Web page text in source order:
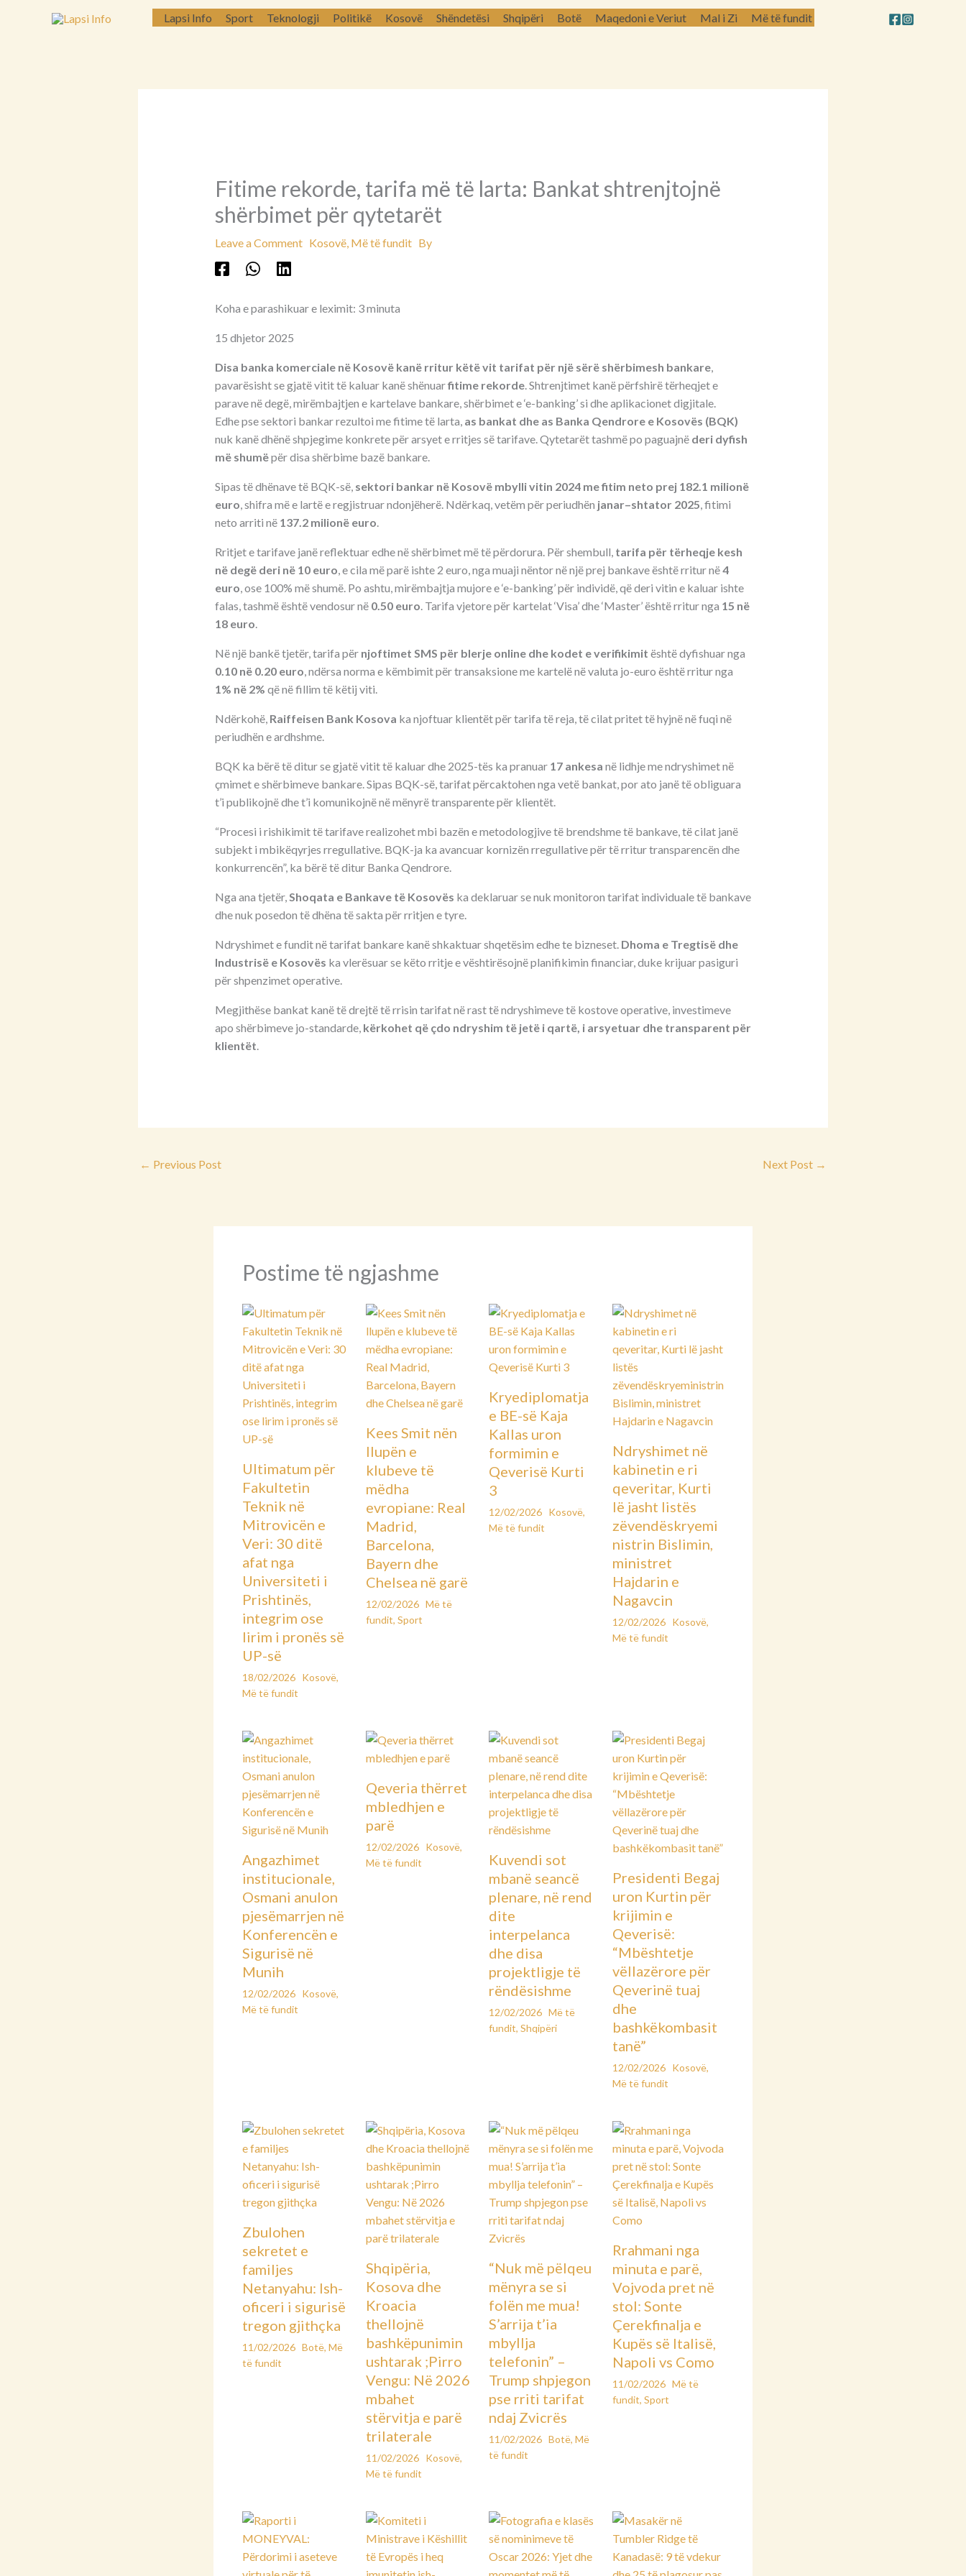
Lapsi Info Sport Teknologji Politikë Kosovë Shëndetësi Shqipëri Botë Maqedoni e Veriut Mal i Zi Më të fundit
Fitime rekorde, tarifa më të larta: Bankat shtrenjtojnë
shërbimet për qytetarët
Leave a Comment Kosovë, Më të funditBy
Koha e parashikuar e leximit: 3 minuta
15 dhjetor 2025
Disa banka komerciale në Kosovë kanë rritur këtë vit tarifat për një sërë shërbimesh bankare,
pavarësisht se gjatë vitit të kaluar kanë shënuarfitime rekorde. Shtrenjtimet kanë përfshirë tërheqjet e
parave në degë, mirëmbajtjen e kartelave bankare, shërbimet e ‘e-banking’ si dhe aplikacionet digjitale.
Edhe pse sektori bankar rezultoi me fitime të larta, as bankat dhe as Banka Qendrore e Kosovës (BQK)
nuk kanë dhënë shpjegime konkrete për arsyet e rritjes së tarifave. Qytetarët tashmë po paguajnë deri dyfish
më shumëpër disa shërbime bazë bankare.
Sipas të dhënave të BQK-së, sektori bankar në Kosovë mbylli vitin 2024 me fitim neto prej 182.1 milionë
euro, shifra më e lartë e regjistruar ndonjëherë. Ndërkaq, vetëm për periudhën janar–shtator 2025, fitimi
neto arriti në 137.2 milionë euro.
Rritjet e tarifave janë reflektuar edhe në shërbimet më të përdorura. Për shembull, tarifa për tërheqje kesh
në degë deri në 10 euro, e cila më parë ishte 2 euro, nga muaji nëntor në një prej bankave është rritur në4
euro, ose 100% më shumë. Po ashtu, mirëmbajtja mujore e ‘e-banking’ për individë, që deri vitin e kaluar ishte
falas, tashmë është vendosur në 0.50 euro. Tarifa vjetore për kartelat ‘Visa’ dhe ‘Master’ është rritur nga 15 në
18 euro.
Në një bankë tjetër, tarifa për njoftimet SMS për blerje online dhe kodet e verifikimit është dyfishuar nga
0.10 në 0.20 euro, ndërsa norma e këmbimit për transaksione me kartelë në valuta jo-euro është rritur nga
1% në 2% që në fillim të këtij viti.
Ndërkohë, Raiffeisen Bank Kosova ka njoftuar klientët për tarifa të reja, të cilat pritet të hyjnë në fuqi në
periudhën e ardhshme.
BQK ka bërë të ditur se gjatë vitit të kaluar dhe 2025-tës ka pranuar 17 ankesa në lidhje me ndryshimet në
çmimet e shërbimeve bankare. Sipas BQK-së, tarifat përcaktohen nga vetë bankat, por ato janë të obliguara
t’i publikojnë dhe t’i komunikojnë në mënyrë transparente për klientët.
“Procesi i rishikimit të tarifave realizohet mbi bazën e metodologjive të brendshme të bankave, të cilat janë
subjekt i mbikëqyrjes rregullative. BQK-ja ka avancuar kornizën rregullative për të rritur transparencën dhe
konkurrencën”, ka bërë të ditur Banka Qendrore.
Nga ana tjetër,Shoqata e Bankave të Kosovës ka deklaruar se nuk monitoron tarifat individuale të bankave
dhe nuk posedon të dhëna të sakta për rritjen e tyre.
Ndryshimet e fundit në tarifat bankare kanë shkaktuar shqetësim edhe te bizneset. Dhoma e Tregtisë dhe
Industrisë e Kosovës ka vlerësuar se këto rritje e vështirësojnë planifikimin financiar, duke krijuar pasiguri
për shpenzimet operative.
Megjithëse bankat kanë të drejtë të rrisin tarifat në rast të ndryshimeve të kostove operative, investimeve
apo shërbimeve jo-standarde, kërkohet që çdo ndryshim të jetë i qartë, i arsyetuar dhe transparent për
klientët.
← Previous Post Next Post →
Postime të ngjashme
Ultimatum për
Fakultetin
Teknik në
Mitrovicën e
Veri: 30 ditë
afat nga
Universiteti i
Prishtinës,
integrim ose
lirim i pronës së
UP-së
18/02/2026 Kosovë,
Më të fundit
Kees Smit nën
llupën e
klubeve të
mëdha
evropiane: Real
Madrid,
Barcelona,
Bayern dhe
Chelsea në garë
12/02/2026 Më të
fundit, Sport
Kryediplomatja
e BE-së Kaja
Kallas uron
formimin e
Qeverisë Kurti
3
12/02/2026 Kosovë,
Më të fundit
Ndryshimet në
kabinetin e ri
qeveritar, Kurti
lë jasht listës
zëvendëskryemi
nistrin Bislimin,
ministret
Hajdarin e
Nagavcin
12/02/2026 Kosovë,
Më të fundit
Angazhimet
institucionale,
Osmani anulon
pjesëmarrjen në
Konferencën e
Sigurisë në
Munih
12/02/2026 Kosovë,
Më të fundit
Qeveria thërret
mbledhjen e
parë
12/02/2026 Kosovë,
Më të fundit
Kuvendi sot
mbanë seancë
plenare, në rend
dite
interpelanca
dhe disa
projektligje të
rëndësishme
12/02/2026 Më të
fundit,Shqipëri
Presidenti Begaj
uron Kurtin për
krijimin e
Qeverisë:
“Mbështetje
vëllazërore për
Qeverinë tuaj
dhe
bashkëkombasit
tanë”
12/02/2026 Kosovë,
Më të fundit
Zbulohen
sekretet e
familjes
Netanyahu: Ish-
oficeri i sigurisë
tregon gjithçka
11/02/2026 Botë, Më
të fundit
Shqipëria,
Kosova dhe
Kroacia
thellojnë
bashkëpunimin
ushtarak ;Pirro
Vengu: Në 2026
mbahet
stërvitja e parë
trilaterale
11/02/2026 Kosovë,
Më të fundit
“Nuk më pëlqeu
mënyra se si
folën me mua!
S’arrija t’ia
mbyllja
telefonin” –
Trump shpjegon
pse rriti tarifat
ndaj Zvicrës
11/02/2026 Botë,Më
të fundit
Rrahmani nga
minuta e parë,
Vojvoda pret në
stol: Sonte
Çerekfinalja e
Kupës së Italisë,
Napoli vs Como
11/02/2026 Më të
fundit, Sport